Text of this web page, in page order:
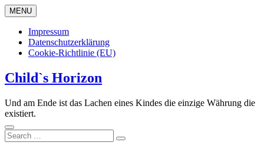
Skip
to
content
MENU
Impressum
Datenschutzerklärung
Cookie-Richtlinie (EU)
Child`s Horizon
Und am Ende ist das Lachen eines Kindes die einzige Währung die
existiert.